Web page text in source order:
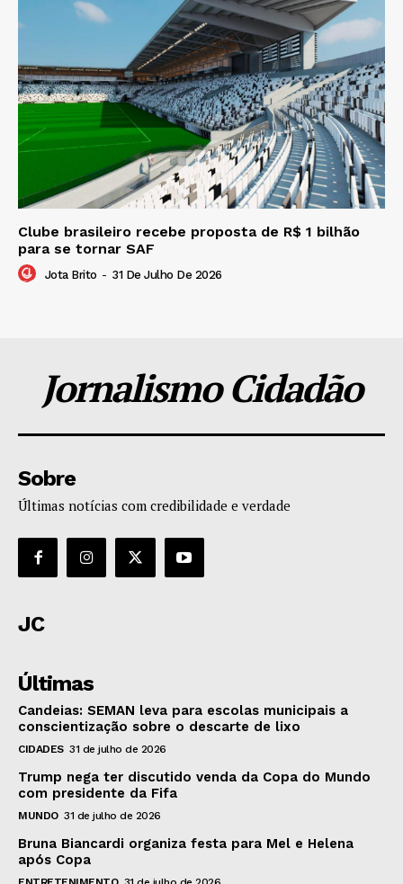
Clube brasileiro recebe proposta de R$ 1 bilhão
para se tornar SAF
Jota Brito - 31 De Julho De 2026
Jornalismo Cidadão
Sobre
Últimas notícias com credibilidade e verdade
JC
Últimas
Candeias: SEMAN leva para escolas municipais a
conscientização sobre o descarte de lixo
CIDADES 31 de julho de 2026
Trump nega ter discutido venda da Copa do Mundo
com presidente da Fifa
MUNDO 31 de julho de 2026
Bruna Biancardi organiza festa para Mel e Helena
após Copa